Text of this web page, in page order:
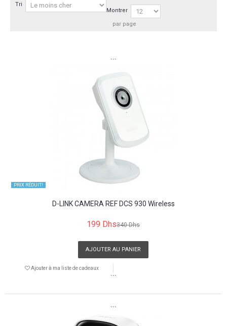
Tri
Montrer
par page
```
D-LINK CAMERA REF DCS 930 Wireless
199 Dhs340 Dhs
PRIX ​​RÉDUIT!
AJOUTER AU PANIER
Ajouter à ma liste de cadeaux
```
```